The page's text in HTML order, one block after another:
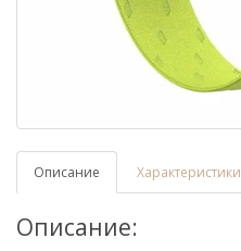
Описание Характеристики
Описание: